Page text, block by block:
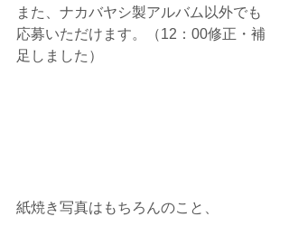
また、ナカバヤシ製アルバム以外でも
応募いただけます。（12：00修正・補
足しました）
紙焼き写真はもちろんのこと、